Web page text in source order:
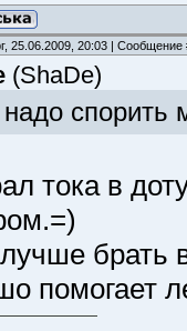
25.06.2009, 20:03 |
(ShaDe)
спорить
тока в
брать
помогает